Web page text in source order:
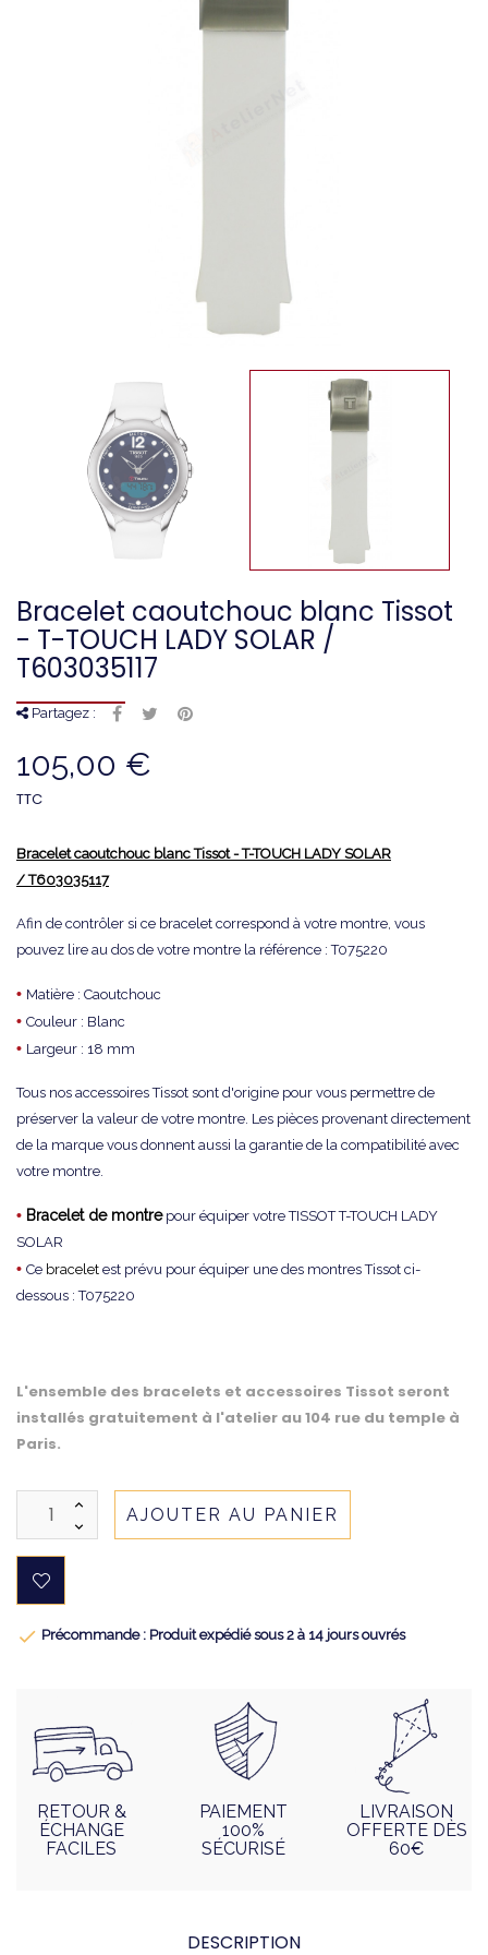
Bracelet caoutchouc blanc Tissot
- T-TOUCH LADY SOLAR /
T603035117
Partagez :
105,00 €
TTC
Bracelet caoutchouc blanc Tissot - T-TOUCH LADY SOLAR
/ T603035117
Afin de contrôler si ce bracelet correspond à votre montre, vous
pouvez lire au dos de votre montre la référence : T075220
• Matière : Caoutchouc
• Couleur : Blanc
• Largeur : 18 mm
Tous nos accessoires Tissot sont d'origine pour vous permettre de
préserver la valeur de votre montre. Les pièces provenant directement
de la marque vous donnent aussi la garantie de la compatibilité avec
votre montre.
• Bracelet de montrepour équiper votre TISSOT T-TOUCH LADY
SOLAR
• Ce bracelet est prévu pour équiper une des montres Tissot ci-
dessous : T075220
L'ensemble des bracelets et accessoires Tissot seront
installés gratuitement à l'atelier au 104 rue du temple à
Paris.
AJOUTER AU PANIER
 Précommande : Produit expédié sous 2 à 14 jours ouvrés
RETOUR &
ÉCHANGE
FACILES
PAIEMENT
100%
SÉCURISÉ
LIVRAISON
OFFERTE DÈS
60€
DESCRIPTION